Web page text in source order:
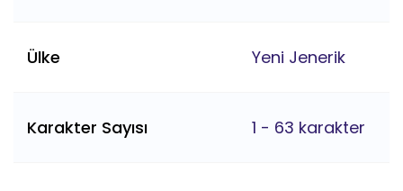
Ülke Yeni Jenerik
Karakter Sayısı 1 - 63 karakter